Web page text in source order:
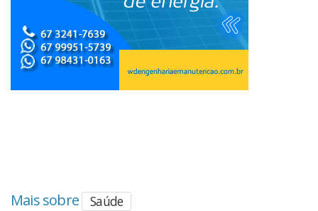
Mais sobre Saúde